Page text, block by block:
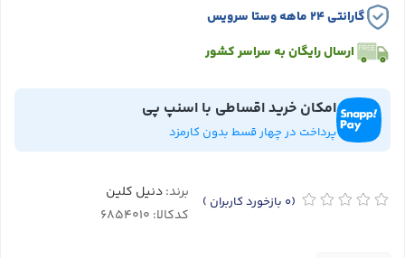
گارانتی ۲۴ ماهه وستا سرویس
ارسال رایگان به سراسر کشور
امکان خرید اقساطی با اسنپ پی
پرداخت در چهار قسط بدون کارمزد
(0 بازخورد کاربران ) برند:دنیل کلین
کدکالا: